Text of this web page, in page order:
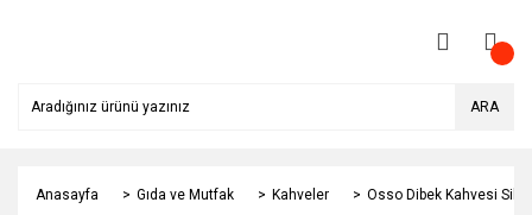
ARA
Anasayfa Gıda ve Mutfak Kahveler Osso Dibek Kahvesi